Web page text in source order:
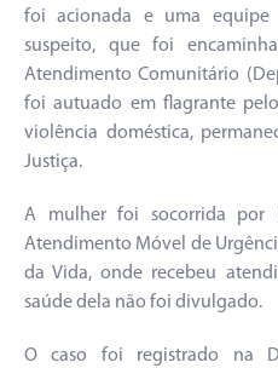
foi acionada e uma equipe
suspeito, que foi
Atendimento Comunitário
foi autuado em flagrante
violência doméstica,
Justiça.
A mulher foi socorrida por
Atendimento Móvel de
da Vida, onde recebeu
saúde dela não foi divulgado.
O caso foi registrado na